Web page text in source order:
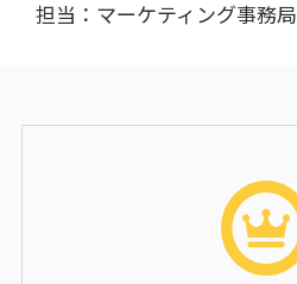
担当：マーケティング事務局